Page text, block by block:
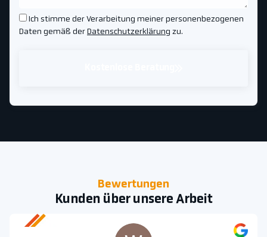
Ich stimme der Verarbeitung meiner personenbezogenen
Daten gemäß der Datenschutzerklärung zu.
Bewertungen
Kunden über unsere Arbeit